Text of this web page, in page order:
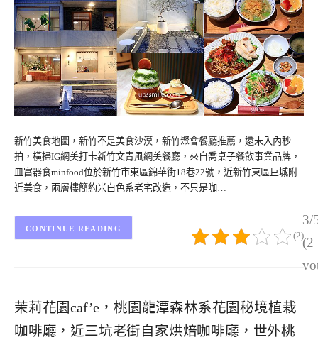
新竹美食地圖，新竹不是美食沙漠，新竹聚會餐廳推薦，還未入內秒
拍，橫掃IG網美打卡新竹文青風網美餐廳，來自喬桌子餐飲事業品牌，
皿富器食minfood位於新竹市東區錦華街18巷22號，近新竹東區巨城附
近美食，兩層樓簡約米白色系老宅改造，不只是咖…
3/
(2
(2)
CONTINUE READING
茉莉花園caf’e，桃園龍潭森林系花園秘境植栽
咖啡廳，近三坑老街自家烘焙咖啡廳，世外桃